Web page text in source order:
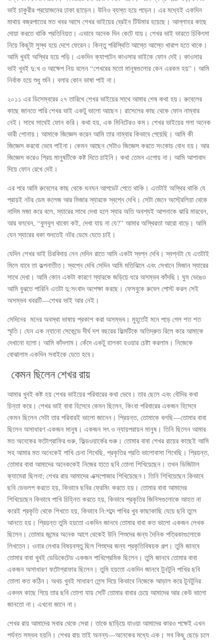
ভাই চাকুরীর প্রয়োজনের ঢাকা ছাড়েন। উনিও ব্যস্ত হয়ে পড়েন। এর মধ্যেই একদিন
মাথায় বজ্রপাতের মত খবর আসে শেখর ভাইয়ের ব্রেইন টিউমার হয়েছে। আল্লাহর কাছে
দোয়া করতে থাকি প্রতিনিয়ত। এভাবে অনেক দিন কেটে যায়। শেখর ভাই ভারতে চিকিৎসা
নিয়ে কিছুটা সুস্থ হয়ে দেশে ফেরেন। কিন্তু পরিস্থিতি আস্তে আস্তে খারাপ হতে থাকে।
আমি খুবই অস্থির হয়ে পড়ি। একদিন ক্যাপটেন কাওসার ভাইকে ফোন দেই। কাওসার
ভাই খুবই দু:খ ও আক্ষেপ নিয় বলেন “শেখরের মতো মানুষগুলোর কেন এরকম হয়”। আমি
নির্বাক হয়ে শুধু শুনি। বলার কোন ভাষা পাই না।
২০১১ এর ডিসেম্বরের ২৭ তারিখে শেখর ভাইয়ের সাথে আমার শেষ কথা হয়। রুবেলের
কাছে জানতে পারি শেখর ভাই একটু ভালো আছেন। রাসেলের কাছ থেকে ফোন নাম্বার
নেই। সাথে সাথেই ফোন করি। কথা হয়, এক মিনিটেরও কম। শেখর ভাইয়ের গলা অনেক
ভারী শোনায়। আমাকে জিজ্ঞেস করেন আমি তার নাম্বার কিভাবে পেয়েছি। আমি কী
জিজ্ঞেস করবো ভেবে পাইনা। কেমন আছেন সেটাও জিজ্ঞেস করতে সংকোচ বোধ হয়। আর
জিজ্ঞেস করেও প্রিয় মানুষটিকে কষ্ট দিতে চাইনি। কথা তেমন এগোয় না। আমি আশাবাদ
দিয়ে ফোন রেখে দেই।
এর পরে আমি রুবেলের কাছ থেকে ঘনঘন আপডেট পেতে থাকি। এতটাই অস্থির থাকি যে
প্রায়ই নটর ডেম কলেজ আর মিজার স্যারকে স্বপ্নে দেখি। সেটা জেনে অস্ট্রেলিয়া থেকে
নাদিম মজা করে বলে, স্যারের সাথে দেখা হলে স্যার অতি অবশ্যই আপনাকে ঝারি মারবেন,
আর বলবেন, “বুলবুল থাকো কই, দেখা যায় না যে?” আমার অস্থিরতা আরো বাড়ে। আমি
যেন স্যারের বকা শুনতেই নটর ডেমে যেতে চাই।
যেদিন শেখর ভাই চিরবিদায় নেন দেদিন রাতে আমি একটা স্বপ্ন দেখি। স্বপ্নটা যে এতটাই
মিলে যাবে তা কল্পনাতীত। স্বপ্নে দেখি সেদিন আমি মতিঝিলে এবং সেখানে মিজান স্যারের
সাথে দেখা। আমি কোন একটা কারণে স্যারকে জড়িয়ে ধরে অসম্ভব কাঁদছি। ঘুম ভেঙেও
আমি বুঝতে পারিনি এতটা দু:সংবাদ অপেক্ষা করছে। ফেসবুকে রুবেল পোস্ট করল সেই
অসম্ভব খবরটি—শেখর ভাই আর নেই।
সেদিনের মনের অবস্থা ভাষায় প্রকাশ করা অসম্ভব। মুহূর্তেই মনে পড়ে গেল শত শত
স্মৃতি। যেন এক ন্যানো সেকেন্ডে দীর্ঘ দশ বছরের ফিল্মটিকে অতিদ্রুত রিলে করে আমাকে
দেখানো হলো। আমি কাঁদলাম। কেঁদে একটু হালকা হওয়ার চেষ্টা করলাম। নিজেকে
বোঝালাম একদিন সবাইকে যেতে হবে।
কেমন ছিলেন শেখর রায়
আমার খুবই কষ্ট হয় শেখর ভাইয়ের পরিবারের কথা ভেবে। তার ছেলে এবং বৌদির কথা
চিন্তা করে। শেখর ভাই বাবা হিসেবে কেমন ছিলেন, কিংবা পরিবারের একজন হিসেবে
কেমন ছিলেন সেটা তার পরিবারই ভালো জানেন। প্রিয়ন্ত, তোমাকে বলছি—তোমার বাবা
ছিলেন অসাধারণ একজন মানুষ। একজন সৎ ও ন্যায়পরায়ন মানুষ। তিনি ছিলেন আমার
মত অনেকের ফটোগ্রাফির গুরু, ফিল্ডওয়ার্কের গুরু। তোমার বাবা শেখর রায়ের কাছেই আমি
সহ আমার মত অনেকেই পাখি চেনা শিখেছি, প্রকৃতির প্রতি ভালোবাসা শিখেছি। প্রিয়ন্ত,
তোমার বাবা আমাদের অনেককেই নিজের হাতে ছবি তোলা শিখিয়েছেন। তখন ডিজিটাল
ক্যামেরা ছিলনা; শেখর রায় আমাদের এক্সপোজার শিখিয়েছেন। তিনি শিখিয়েছেন কিভাবে
ছবি ডেভলপ করতে হয়, কিভাবে ছবির ফ্রেমিং করতে হয়। তোমার বাবা আমাদের
শিখিয়েছেন কিভাবে পাখি চিহ্নিত করতে হয়, কিভাবে প্রকৃতির জিনিসগুলোকে আহত না
করেই প্রকৃতি থেকে শিখতে হয়, কিভাবে নি:শব্দে পাখির খুব কাছাকাছি যেয়ে ছবি তুলে
আনতে হয়। প্রিয়ন্ত তুমি হয়তো একদিন জানবে তোমার বাবা কত ভালো একজন লেখক
ছিলেন। তোমার জন্মের অনেক আগে থেকেই উনি শিশুদের জন্য দৈনিক পত্রিকাগুলোকে
লিখতেন। ওনার লেখার বিষয়বস্তু ছিল শিশুদের জন্য প্রকৃতিবিষয়ক গল্প। তুমি জানবে
তোমার বাবা খুবই ডেডিকেটেড একজন পাখিপ্রেমিক ছিলেন। তুমি জানবে তোমার বাবা
একজন অসাধারণ ফটোগ্রাফার ছিলেন। তুমি হয়তো একদিন জানবে টুনটুনি পাখির ছবি
তোলা কত কঠিন। অথচ খুবই সাধারণ লেন্স দিয়ে কিভাবে নিজেকে আড়াল করে টুনটুনির
একদম কাছে গিয়ে তার ছবি তোলা যায় সেটি তোমার বাবার চেয়ে আমাদের আর কেউ ভালো
জানতো না। এখনো জানে না।
শেখর রায় আমাদের সবার থেকে সেরা। তাকে ছাড়িয়ে যাওয়া আমাদের কারও পক্ষেই এখন
পর্যন্ত সম্ভব হয়নি। শেখর রায় তাই অনন্য—অনেকের মধ্যে এক। সব কিছু ছেড়ে চলে